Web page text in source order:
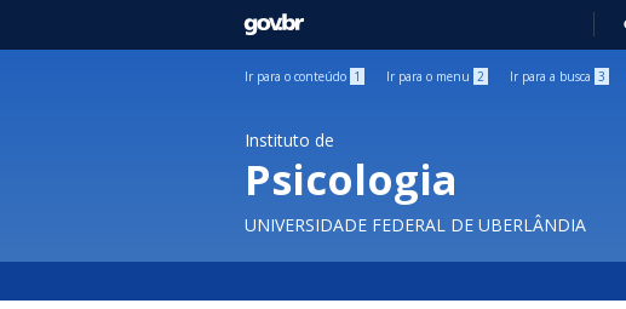
GOVBR
Ir para o conteúdo 1 Ir para o menu 2 Ir para a busca 3
Instituto de
Psicologia
UNIVERSIDADE FEDERAL DE UBERLÂNDIA